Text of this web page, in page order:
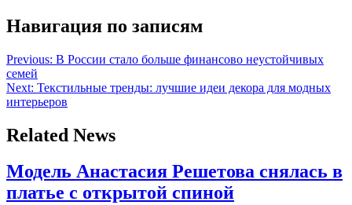
Навигация по записям
Previous: В России стало больше финансово неустойчивых
семей
Next: Текстильные тренды: лучшие идеи декора для модных
интерьеров
Related News
Модель Анастасия Решетова снялась в
платье с открытой спиной